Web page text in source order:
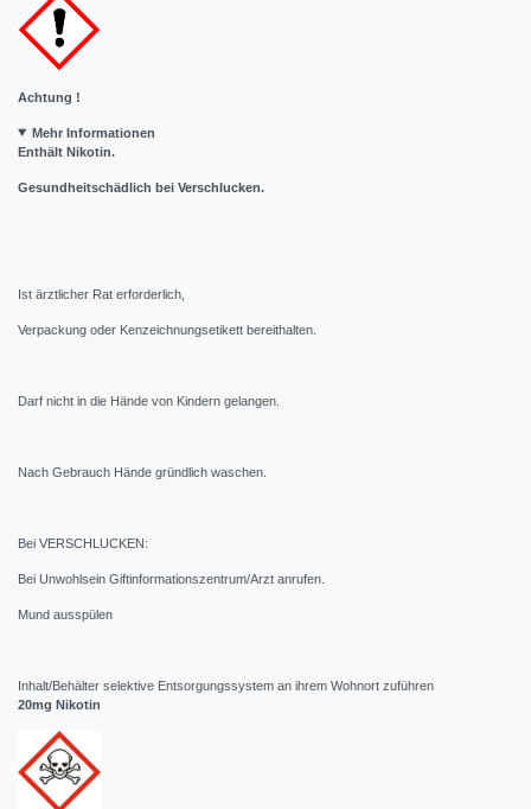
Achtung !
Mehr Informationen
Enthält Nikotin.
Gesundheitschädlich bei Verschlucken.
Ist ärztlicher Rat erforderlich,
Verpackung oder Kenzeichnungsetikett bereithalten.
Darf nicht in die Hände von Kindern gelangen.
Nach Gebrauch Hände gründlich waschen.
Bei VERSCHLUCKEN:
Bei Unwohlsein Giftinformationszentrum/Arzt anrufen.
Mund ausspülen
Inhalt/Behälter selektive Entsorgungssystem an ihrem Wohnort zuführen
20mg Nikotin